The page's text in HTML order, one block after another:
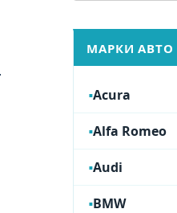
МАРКИ АВТО
Acura
Alfa Romeo
Audi
BMW